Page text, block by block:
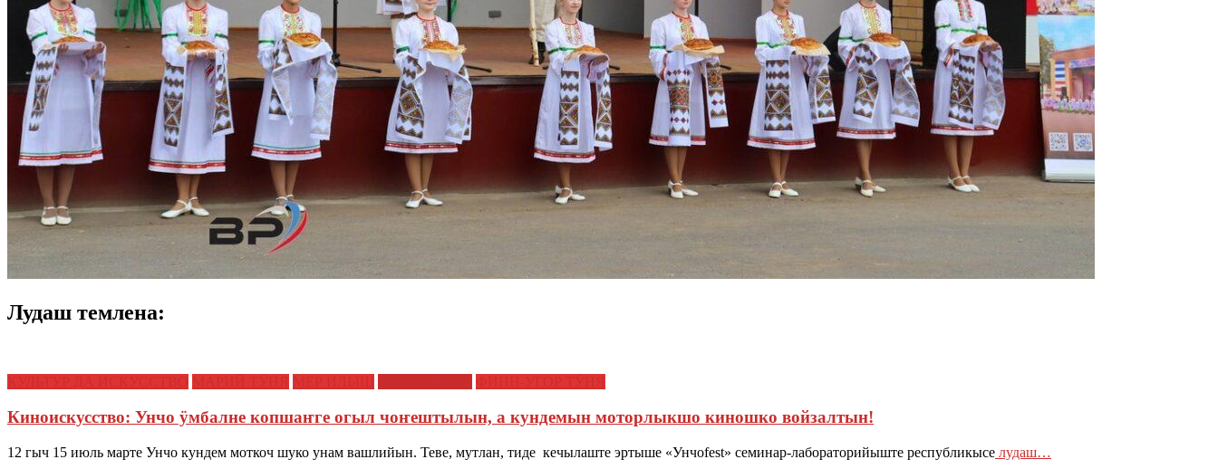
Лудаш темлена:
Киноискусство: Унчо ӱмбалне копшаҥге огыл чоҥештылын, а кундемын моторлыкшо киношко войзалтын!
12 гыч 15 июль марте Унчо кундем моткоч шуко унам вашлийын. Теве, мутлан, тиде кечылаште эртыше «Унчоfest» семинар-лабораторийыште республикысе лудаш…